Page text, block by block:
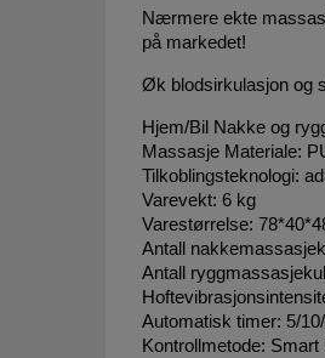
Nærmere ekte
på markedet!
Øk blodsirkulasjon og
Hjem/Bil Nakke og
Massasje Materiale:
Tilkoblingsteknologi:
Varevekt: 6 kg
Varestørrelse:
Antall
Antall
Automatisk timer: 5/
Kontrollmetode: Smart